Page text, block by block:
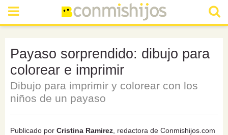
Payaso sorprendido: dibujo para
colorear e imprimir
Dibujo para imprimir y colorear con los
niños de un payaso
Publicado por Cristina Ramirez , redactora de Conmishijos.com